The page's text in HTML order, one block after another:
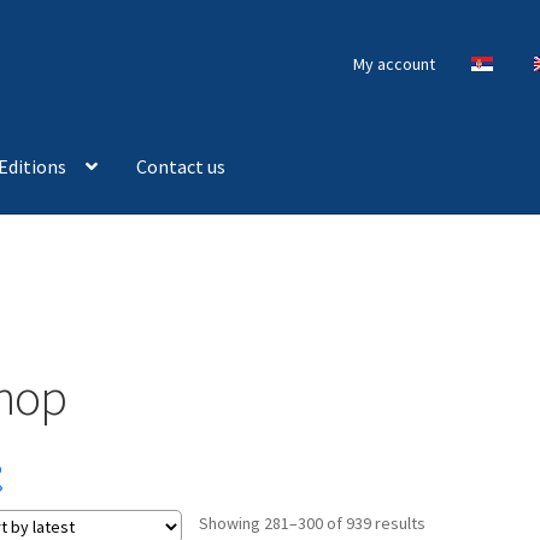
My account
Contact us
Showing 281–300 of 939 resultsSorted